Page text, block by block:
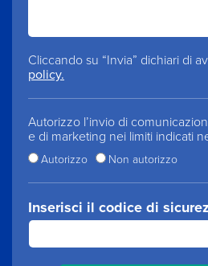
Cliccando su “Invia” dichiari di
policy.
Autorizzo l’invio di
e di marketing nei limiti indicati
Autorizzo Non autorizzo
Inserisci il codice di